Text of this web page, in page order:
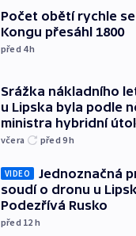
Počet obětí rychle
Kongu přesáhl 1800
před 4h
Srážka nákladního
u Lipska byla podle
ministra hybridní
včera před 9h
VIDEO
Jednoznačná
soudí o dronu u
Podezřívá Rusko
před 12 h